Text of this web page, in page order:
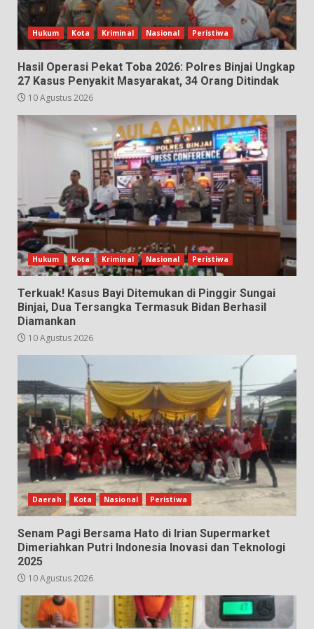
Hukum Kota Kriminal Nasional Peristiwa
Hasil Operasi Pekat Toba 2026: Polres Binjai Ungkap
27 Kasus Penyakit Masyarakat, 34 Orang Ditindak
10 Agustus 2026
Hukum Kota Kriminal Nasional Peristiwa
Terkuak! Kasus Bayi Ditemukan di Pinggir Sungai
Binjai, Dua Tersangka Termasuk Bidan Berhasil
Diamankan
10 Agustus 2026
Daerah Kota Nasional Peristiwa
Senam Pagi Bersama Hato di Irian Supermarket
Dimeriahkan Putri Indonesia Inovasi dan Teknologi
2025
10 Agustus 2026